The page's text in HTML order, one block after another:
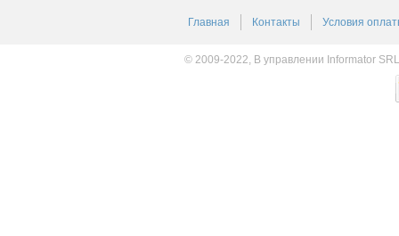
Главная Контакты Условия
© 2009-2022, В управлении Informator SRL